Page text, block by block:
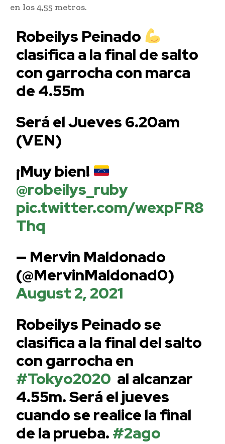
en los 4,55 metros.
Robeilys Peinado
clasifica a la final de salto
con garrocha con marca
de 4.55m
Será el Jueves 6.20am
(VEN)
¡Muy bien!
@robeilys_ruby
pic.twitter.com/wexpFR8
Thq
— Mervin Maldonado
(@MervinMaldonad0)
August 2, 2021
Robeilys Peinado se
clasifica a la final del salto
con garrocha en
#Tokyo2020 al alcanzar
4.55m. Será el jueves
cuando se realice la final
de la prueba. #2ago